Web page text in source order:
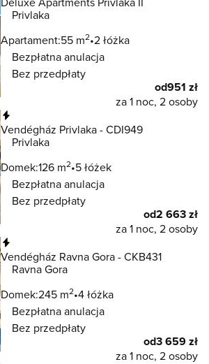
Privlaka
Apartament:55 m2 2 łóżka
Bezpłatna anulacja
Bez przedpłaty
od951 zł
za 1 noc, 2 osoby
Vendégház Privlaka - CDI949
Privlaka
Domek:126 m2 5 łóżek
Bezpłatna anulacja
Bez przedpłaty
od2 663 zł
za 1 noc, 2 osoby
Vendégház Ravna Gora - CKB431
Ravna Gora
Domek:245 m2 4 łóżka
Bezpłatna anulacja
Bez przedpłaty
od3 659 zł
za 1 noc, 2 osoby